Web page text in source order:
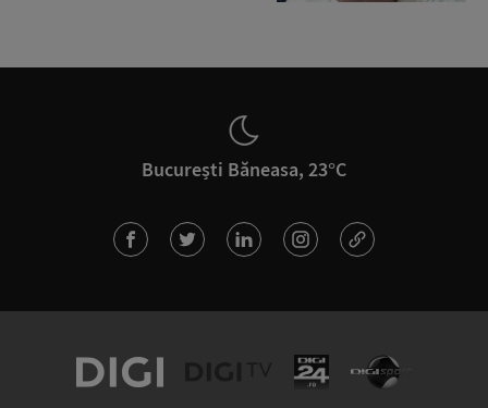
București Băneasa, 23°C